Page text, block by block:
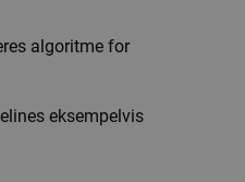
algoritme for
eksempelvis